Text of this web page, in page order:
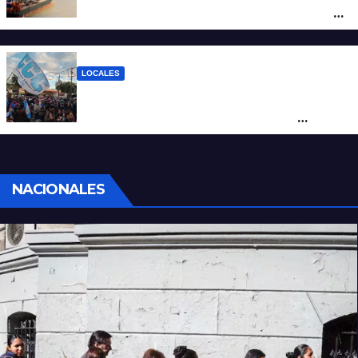
posicionar los puertos del sur de Santa Fe
como salida para las exportaciones
LOCALES
sociales y sindicales
NACIONALES